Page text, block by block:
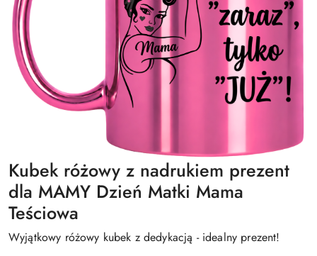
Kubek różowy z nadrukiem prezent
dla MAMY Dzień Matki Mama
Teściowa
Wyjątkowy różowy kubek z dedykacją - idealny prezent!